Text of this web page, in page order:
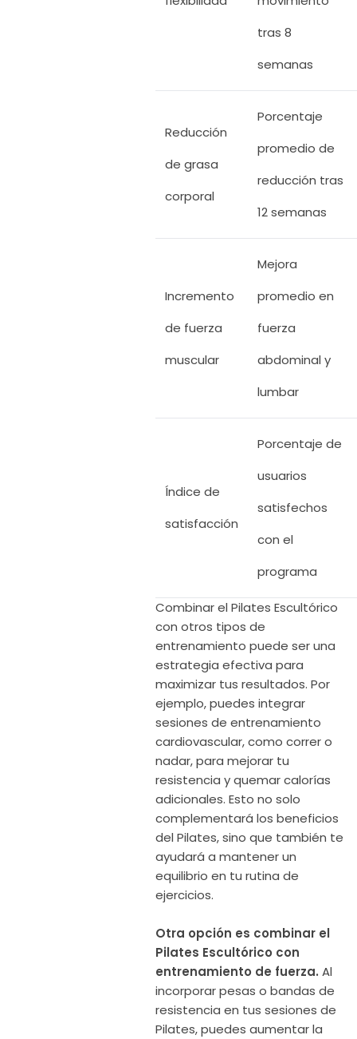
tras 8
semanas
Reducción
de grasa
corporal
Porcentaje
promedio de
reducción tras
12 semanas
Incremento
de fuerza
muscular
Mejora
promedio en
fuerza
abdominal y
lumbar
Índice de
satisfacción
Porcentaje de
usuarios
satisfechos
con el
programa
Combinar el Pilates Escultórico
con otros tipos de
entrenamiento puede ser una
estrategia efectiva para
maximizar tus resultados. Por
ejemplo, puedes integrar
sesiones de entrenamiento
cardiovascular, como correr o
nadar, para mejorar tu
resistencia y quemar calorías
adicionales. Esto no solo
complementará los beneficios
del Pilates, sino que también te
ayudará a mantener un
equilibrio en tu rutina de
ejercicios.
Otra opción es combinar el
Pilates Escultórico con
entrenamiento de fuerza. Al
incorporar pesas o bandas de
resistencia en tus sesiones de
Pilates, puedes aumentar la